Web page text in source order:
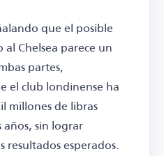
que el posible
Chelsea parece un
partes,
el club londinense ha
millones de libras
sin lograr
resultados esperados.